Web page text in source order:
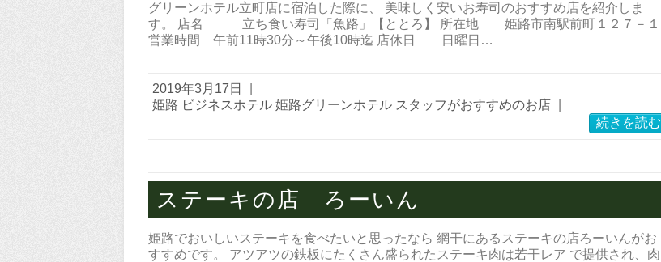
グリーンホテル立町店に宿泊した際に、 美味しく安いお寿司のおすすめ店を紹介しま
す。 店名 立ち食い寿司「魚路」【ととろ】 所在地 姫路市南駅前町１２７－１
営業時間 午前11時30分～午後10時迄 店休日 日曜日…
2019年3月17日
姫路 ビジネスホテル 姫路グリーンホテル スタッフがおすすめのお店
続きを読む
ステーキの店 ろーいん
姫路でおいしいステーキを食べたいと思ったなら 網干にあるステーキの店ろーいんがお
すすめです。 アツアツの鉄板にたくさん盛られたステーキ肉は若干レア で提供され、肉